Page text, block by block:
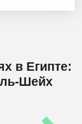
в Египте:
Шейх